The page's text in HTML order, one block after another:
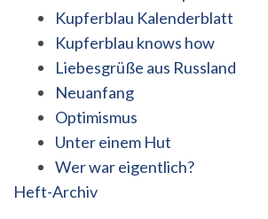
Kupferblau Kalenderblatt
Kupferblau knows how
Liebesgrüße aus Russland
Neuanfang
Optimismus
Unter einem Hut
Wer war eigentlich?
Heft-Archiv